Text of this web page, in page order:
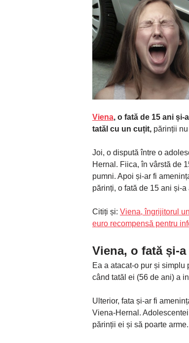
Viena, o fată de 15 ani
tatăl cu un cuțit, părinții
Joi, o dispută între o
Hernal. Fiica, în vârstă de
pumni. Apoi și-ar fi
părinți, o fată de 15 ani și-
Citiți și: Viena, îngrijitorul
euro recompensă pentru
Viena, o fată și-
Ea a atacat-o pur și
când tatăl ei (56 de ani) a
Ulterior, fata și-ar fi
Viena-Hernal.
părinții ei și să poarte arme.